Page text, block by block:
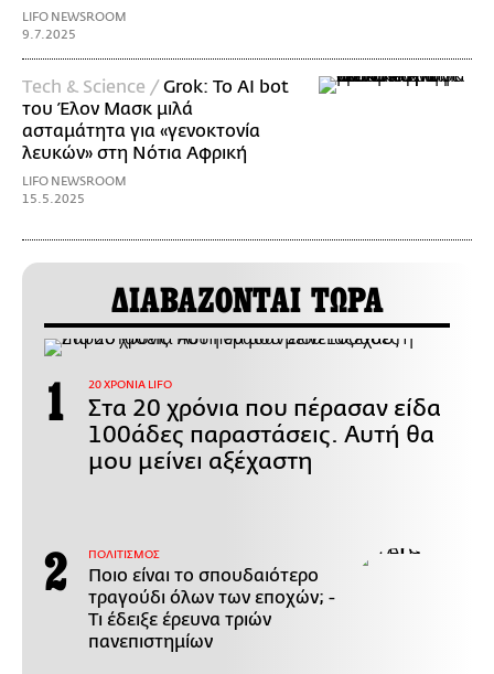
LIFO NEWSROOM
9.7.2025
Τech & Science /Grok: Το AI bot
του Έλον Μασκ μιλά
ασταμάτητα για «γενοκτονία
λευκών» στη Νότια Αφρική
LIFO NEWSROOM
15.5.2025
ΔΙΑΒΑΖΟΝΤΑΙ ΤΩΡΑ
20 ΧΡΟΝΙΑ LIFO
Στα 20 χρόνια που πέρασαν είδα
100άδες παραστάσεις. Αυτή θα
μου μείνει αξέχαστη
ΠΟΛΙΤΙΣΜΟΣ
Ποιο είναι το σπουδαιότερο
τραγούδι όλων των εποχών; -
Τι έδειξε έρευνα τριών
πανεπιστημίων